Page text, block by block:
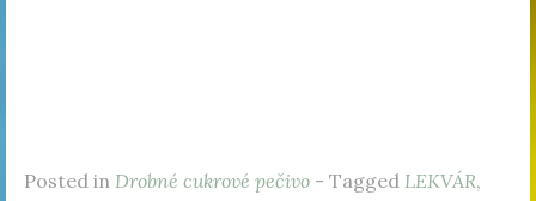
Posted in Drobné cukrové pečivo - Tagged LEKVÁR,